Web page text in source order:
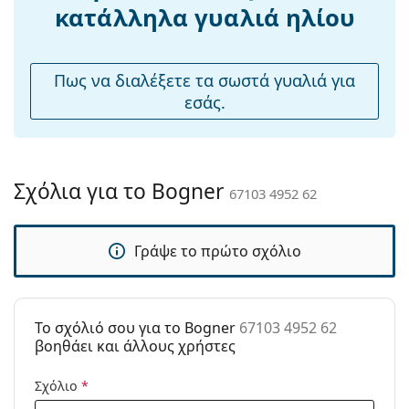
μαξιλάρια
άρθρωση:
Ναι
Αξεσουάρ
Πανί
καθαρισμού:
Ναι
Τύπος:
Unisex
Μάρκα:
Bogner
67103 4952 62
κατάλληλα γυαλιά ηλίου
Πως να διαλέξετε τα σωστά γυαλιά για
εσάς.
Σχόλια για το Bogner 67103 4952 62
Γράψε το πρώτο σχόλιο
To σχόλιό σου για το Bogner 67103 4952 62
βοηθάει και άλλους χρήστες
Σχόλιο *